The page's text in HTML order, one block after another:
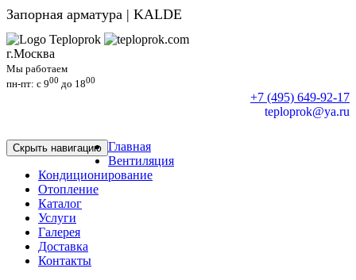
Запорная арматура | KALDE
г.Москва
Мы работаем
пн-пт: c 900 до 1800
+7 (495) 649-92-17
teploprok@ya.ru
Скрыть навигацию Главная
Вентиляция
Кондиционирование
Отопление
Каталог
Услуги
Галерея
Доставка
Контакты